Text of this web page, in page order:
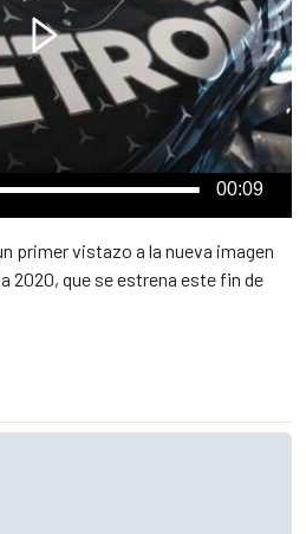
00:09
primer vistazo a la nueva imagen
2020, que se estrena este fin de